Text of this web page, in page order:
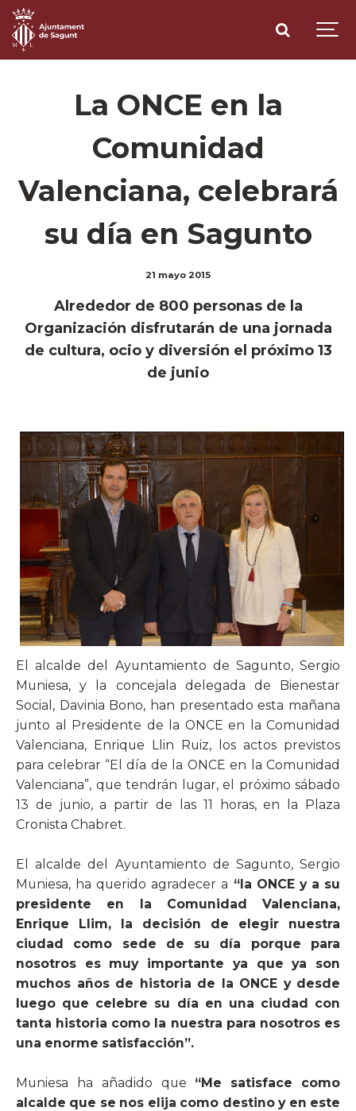
La ONCE en la
Comunidad
Valenciana, celebrará
su día en Sagunto
21 mayo 2015
Alrededor de 800 personas de la
Organización disfrutarán de una jornada
de cultura, ocio y diversión el próximo 13
de junio
El alcalde del Ayuntamiento de Sagunto, Sergio
Muniesa, y la concejala delegada de Bienestar
Social, Davinia Bono, han presentado esta mañana
junto al Presidente de la ONCE en la Comunidad
Valenciana, Enrique Llin Ruiz, los actos previstos
para celebrar “El día de la ONCE en la Comunidad
Valenciana”, que tendrán lugar, el próximo sábado
13 de junio, a partir de las 11 horas, en la Plaza
Cronista Chabret.
El alcalde del Ayuntamiento de Sagunto, Sergio
Muniesa, ha querido agradecer a “la ONCE y a su
presidente en la Comunidad Valenciana,
Enrique Llim, la decisión de elegir nuestra
ciudad como sede de su día porque para
nosotros es muy importante ya que ya son
muchos años de historia de la ONCE y desde
luego que celebre su día en una ciudad con
tanta historia como la nuestra para nosotros es
una enorme satisfacción”.
Muniesa ha añadido que “Me satisface como
alcalde que se nos elija como destino y en este